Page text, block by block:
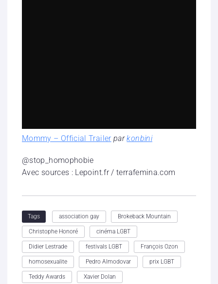
Mommy – Official Trailer parkonbini
@stop_homophobie
Avec sources : Lepoint.fr / terrafemina.com
Tags association gay Brokeback Mountain
Christophe Honoré cinéma LGBT
Didier Lestrade festivals LGBT François Ozon
homosexualite Pedro Almodovar prix LGBT
Teddy Awards Xavier Dolan